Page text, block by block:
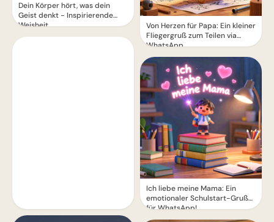
Dein Körper hört, was dein
Geist denkt - Inspirierende
Weisheit
Von Herzen für Papa: Ein kleiner
Fliegergruß zum Teilen via
WhatsApp
Ich liebe meine Mama: Ein
emotionaler Schulstart-Gruß
für WhatsApp!